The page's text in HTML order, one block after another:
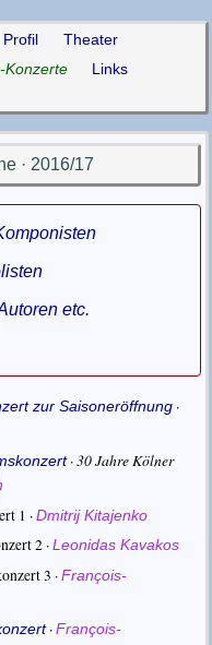
Profil
Theater
Konzerte Links
· 2016/17
etc.
zur Saisoneröffnung·
·30 Jahre Kölner
1 · Dmitrij Kitajenko
2 · Leonidas Kavakos
3 · François-
· François-